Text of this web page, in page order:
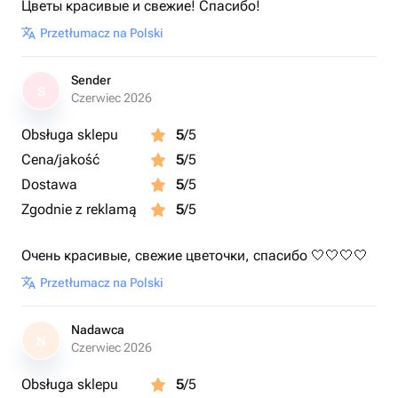
Цветы красивые и свежие! Спасибо!
Przetłumacz na Polski
Sender
Czerwiec 2026
Obsługa sklepu 5/5
Cena/jakość
5/5
Dostawa
5/5
Zgodnie z reklamą
5/5
Очень красивые, свежие цветочки, спасибо 🤍🤍🤍🤍
Przetłumacz na Polski
N
Nadawca
Czerwiec 2026
Obsługa sklepu 5/5